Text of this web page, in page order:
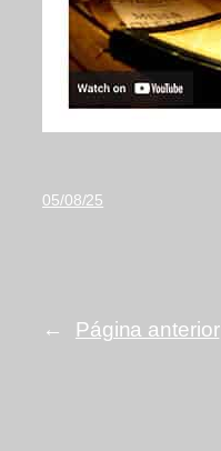
05/08/25
← Página anterior